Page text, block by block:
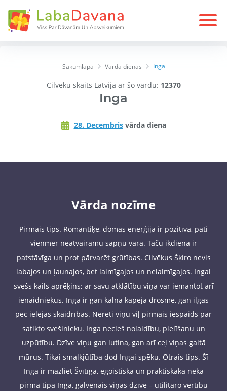
Sākumlapa Varda dienas Inga
Cilvēku skaits Latvijā ar šo vārdu: 12370
Inga
28. Decembrisvārda diena
Vārda nozīme
Pirmais tips. Romantiķe, domas enerģija ir pozitīva, pati
vienmēr neatvairāmu sapņu varā. Taču ikdienā ir
patstāvīga un prot pārvarēt grūtības. Cilvēkus Šķiro nevis
labajos un ļaunajos, bet laimīgajos un nelaimīgajos. Ingai
svešs kails aprēķins; ar savu atklātību viņa var iemantot arī
ienaidniekus. Ingā ir gan kalnā kāpēja drosme, gan ilgas
pēc ielejas skaidrības. Nereti viņu viļ pirmais iespaids par
satikto svešinieku. Inga necieš nolaidību, pielīšanu un
uzpūtību. Dzīve viņu gan lutina, gan arī ceļ viņas gaitā
mūrus. Tikai smalkjūtība dod Ingai spēku. Otrais tips. Šī
Inga ir mazliet Švītīga, egoistiska un praktiskāka nekā
pirmā tipa Inga, galvenais viņas dzīvē – utilitāro vērtību